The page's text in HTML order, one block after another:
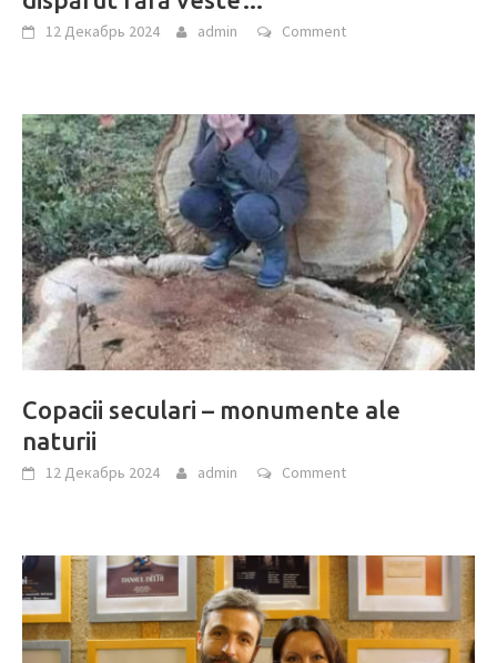
12 Декабрь 2024 admin Comment
Copacii seculari – monumente ale
naturii
12 Декабрь 2024 admin Comment